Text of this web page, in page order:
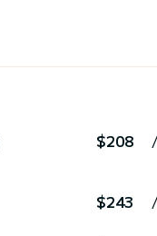
$208
$243